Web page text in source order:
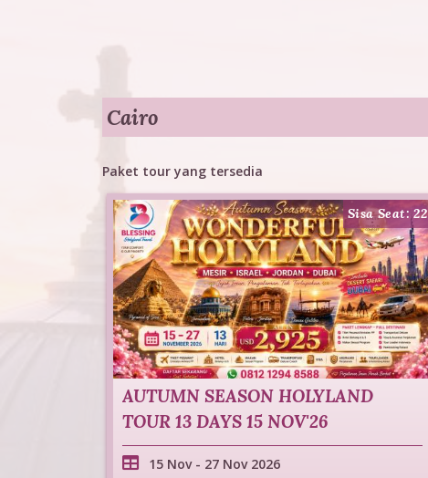
Cairo
Paket tour yang tersedia
Sisa Seat: 22
AUTUMN SEASON HOLYLAND
TOUR 13 DAYS 15 NOV'26
15 Nov- 27 Nov 2026